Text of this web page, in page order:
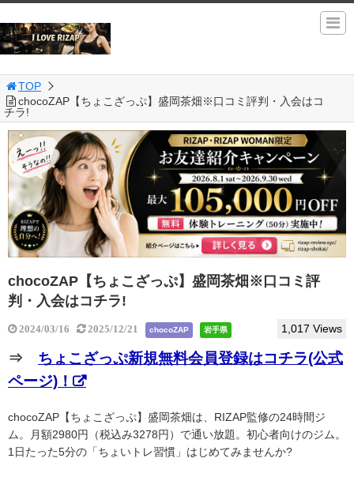
TOP
chocoZAP【ちょこざっぷ】盛岡茶畑※口コミ評判・入会はコ
チラ!
chocoZAP【ちょこざっぷ】盛岡茶畑※口コミ評
判・入会はコチラ!
2024/03/16 2025/12/21 chocoZAP 岩手県 1,017 Views
⇒ ちょこざっぷ新規無料会員登録はコチラ(公式
ページ)！
chocoZAP【ちょこざっぷ】盛岡茶畑は、RIZAP監修の24時間ジ
ム。月額2980円（税込み3278円）で通い放題。初心者向けのジム。
1日たった5分の「ちょいトレ習慣」はじめてみませんか?